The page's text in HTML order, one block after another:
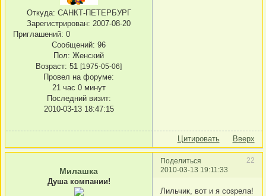
Откуда: САНКТ-ПЕТЕРБУРГ
Зарегистрирован: 2007-08-20
Приглашений: 0
Сообщений: 96
Пол: Женский
Возраст: 51 [1975-05-06]
Провел на форуме:
21 час 0 минут
Последний визит:
2010-03-13 18:47:15
Цитировать Вверх
Поделиться
22
2010-03-13 19:11:33
Милашка
Душа компании!
Лильчик, вот и я созрела!